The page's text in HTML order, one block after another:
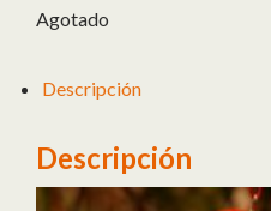
Agotado
Descripción
Descripción